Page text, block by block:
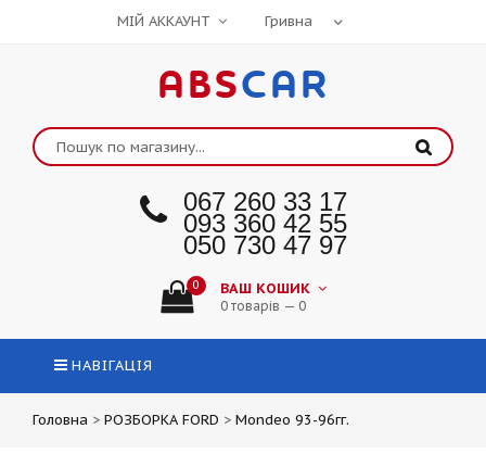
МІЙ АККАУНТ
ABSCAR
067 260 33 17
093 360 42 55
050 730 47 97
0 ВАШ КОШИК
0 товарів — 0
НАВІГАЦІЯ
Головна > РОЗБОРКА FORD > Mondeo 93-96гг.